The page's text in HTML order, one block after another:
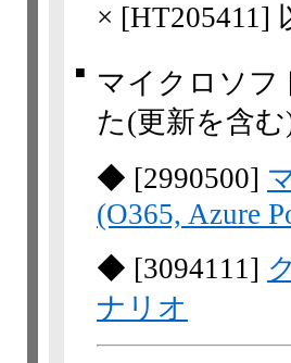
× [HT205411]
■
マイクロソフ
た(更新を含む)
◆ [2990500]
(O365, Azure
◆ [3094111]
ナリオ